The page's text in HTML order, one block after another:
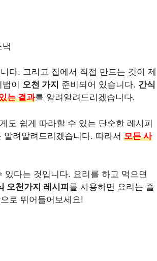
다. 그리고 집에서 직접 만드는 것이 제
법이 오천 가지 준비되어 있습니다. 간식
는 결과를 알려알려드리겠습니다.
도 쉽게 따라할 수 있는 단순한 레시피
려알려드리겠습니다. 따라서 모든 사
있다는 것입니다. 요리를 하고 먹으면
오천가지 레시피 를 사용하면 요리는 즐
로 뛰어들어보세요!